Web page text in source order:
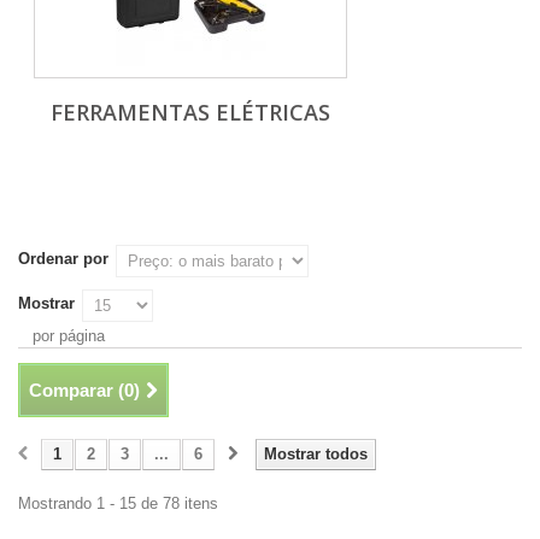
FERRAMENTAS ELÉTRICAS
Ordenar por
Mostrar
por página
Comparar (0)
Mostrar todos
1 2 3 ... 6
Mostrando 1 - 15 de 78 itens